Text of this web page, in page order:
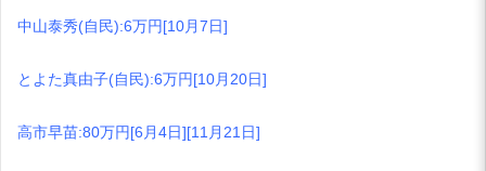
中山泰秀(自民):6万円[10月7日]
とよた真由子(自民):6万円[10月20日]
高市早苗:80万円[6月4日][11月21日]